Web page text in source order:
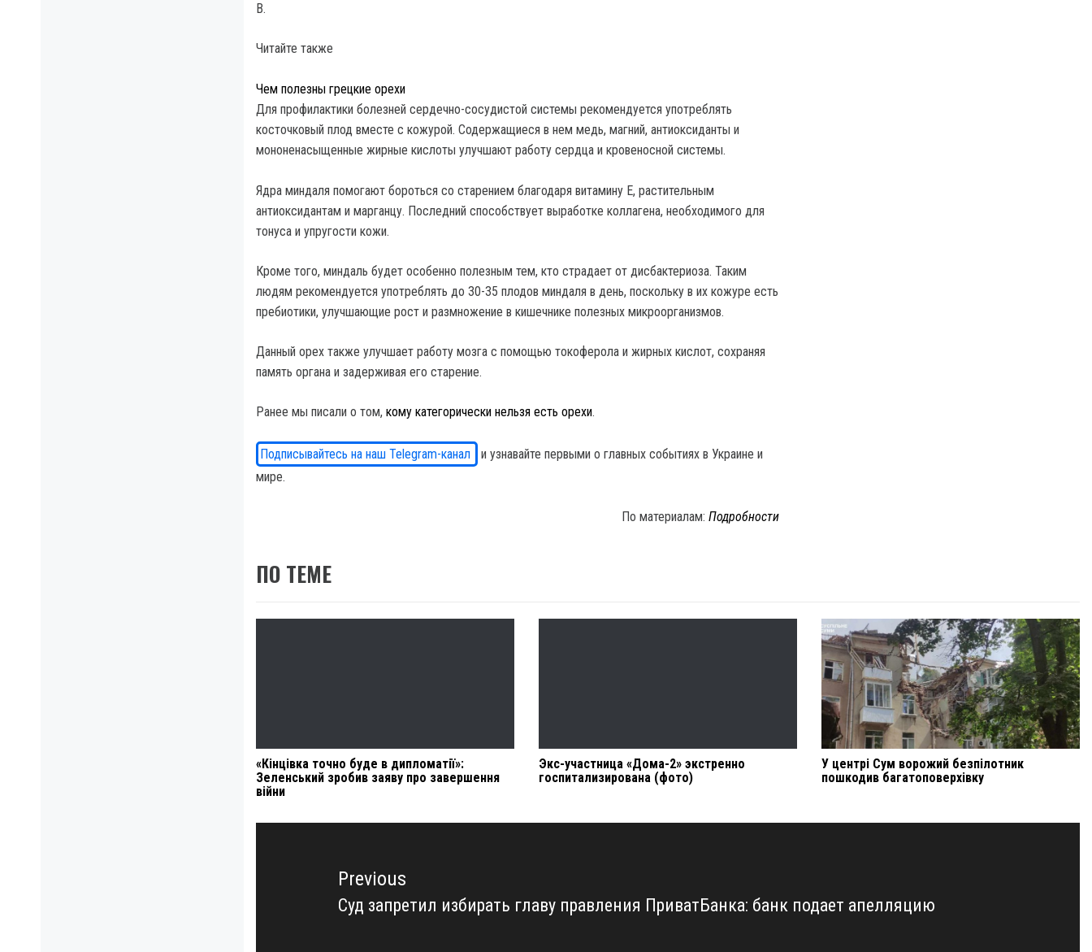
В.
Читайте также
Чем полезны грецкие орехи
Для профилактики болезней сердечно-сосудистой системы рекомендуется употреблять
косточковый плод вместе с кожурой. Содержащиеся в нем медь, магний, антиоксиданты и
мононенасыщенные жирные кислоты улучшают работу сердца и кровеносной системы.
Ядра миндаля помогают бороться со старением благодаря витамину Е, растительным
антиоксидантам и марганцу. Последний способствует выработке коллагена, необходимого для
тонуса и упругости кожи.
Кроме того, миндаль будет особенно полезным тем, кто страдает от дисбактериоза. Таким
людям рекомендуется употреблять до 30-35 плодов миндаля в день, поскольку в их кожуре есть
пребиотики, улучшающие рост и размножение в кишечнике полезных микроорганизмов.
Данный орех также улучшает работу мозга с помощью токоферола и жирных кислот, сохраняя
память органа и задерживая его старение.
Ранее мы писали о том, кому категорически нельзя есть орехи.
Подписывайтесь на наш Telegram-канал
и узнавайте первыми о главных событиях в Украине и
мире.
По материалам:Подробности
ПО ТЕМЕ
«Кінцівка точно буде в дипломатії»:
Зеленський зробив заяву про завершення
війни
Экс-участница «Дома-2» экстренно
госпитализирована (фото)
У центрі Сум ворожий безпілотник
пошкодив багатоповерхівку
Навигация
Previous
Previous
Суд запретил избирать главу правления ПриватБанка: банк подает апелляцию